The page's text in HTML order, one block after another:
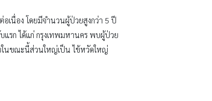
เนื่อง โดยมีจำนวนผู้ป่วยสูงกว่า 5 ปี
แรก ได้แก่ กรุงเทพมหานคร พบผู้ป่วย
ในขณะนี้ส่วนใหญ่เป็น ไข้หวัดใหญ่